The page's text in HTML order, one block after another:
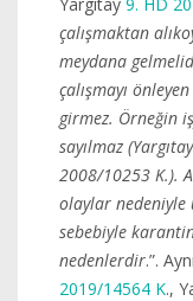
çalışmaktan
meydana
çalışmayı
girmez. Örneğin
sayılmaz
2008/10253 K.).
olaylar nedeniyle
sebebiyle
nedenlerdir.”.
2019/14564 K.,